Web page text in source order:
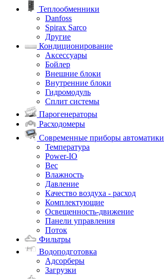
Теплообменники
Danfoss
Spirax Sarco
Другие
Кондиционирование
Аксессуары
Бойлер
Внешние блоки
Внутренние блоки
Гидромодуль
Сплит системы
Парогенераторы
Расходомеры
Современные приборы автоматики
Температура
Power-IO
Вес
Влажность
Давление
Качество воздуха - расход
Комплектующие
Освещенность-движение
Панели управления
Поток
Фильтры
Водоподготовка
Адсорберы
Загрузки